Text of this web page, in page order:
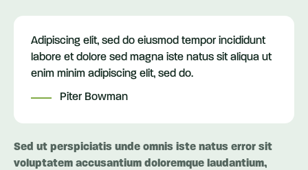
Adipiscing elit, sed do eiusmod tempor incididunt
labore et dolore sed magna iste natus sit aliqua ut
enim minim adipiscing elit, sed do.
Piter Bowman
Sed ut perspiciatis unde omnis iste natus error sit
voluptatem accusantium doloremque laudantium,